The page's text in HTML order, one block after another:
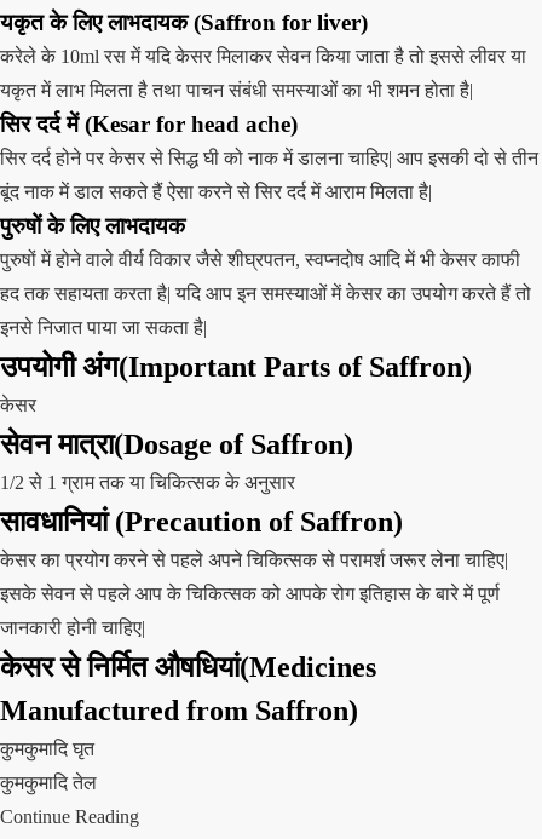
यकृत के लिए लाभदायक (Saffron for liver)
करेले के 10ml रस में यदि केसर मिलाकर सेवन किया जाता है तो इससे लीवर या
यकृत में लाभ मिलता है तथा पाचन संबंधी समस्याओं का भी शमन होता है|
सिर दर्द में (Kesar for head ache)
सिर दर्द होने पर केसर से सिद्ध घी को नाक में डालना चाहिए| आप इसकी दो से तीन
बूंद नाक में डाल सकते हैं ऐसा करने से सिर दर्द में आराम मिलता है|
पुरुषों के लिए लाभदायक
पुरुषों में होने वाले वीर्य विकार जैसे शीघ्रपतन, स्वप्नदोष आदि में भी केसर काफी
हद तक सहायता करता है| यदि आप इन समस्याओं में केसर का उपयोग करते हैं तो
इनसे निजात पाया जा सकता है|
उपयोगी अंग(Important Parts of Saffron)
केसर
सेवन मात्रा(Dosage of Saffron)
1/2 से 1 ग्राम तक या चिकित्सक के अनुसार
सावधानियां (Precaution of Saffron)
केसर का प्रयोग करने से पहले अपने चिकित्सक से परामर्श जरूर लेना चाहिए|
इसके सेवन से पहले आप के चिकित्सक को आपके रोग इतिहास के बारे में पूर्ण
जानकारी होनी चाहिए|
केसर से निर्मित औषधियां(Medicines
Manufactured from Saffron)
कुमकुमादि घृत
कुमकुमादि तेल
Continue Reading